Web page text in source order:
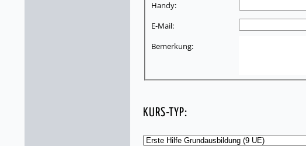
Handy:
E-Mail:
Bemerkung:
KURS-TYP: